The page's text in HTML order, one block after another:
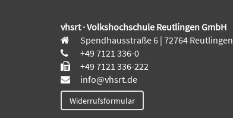
vhsrt · Volkshochschule Reutlingen GmbH
Spendhausstraße 6 | 72764 Reutlingen
+49 7121 336-0
+49 7121 336-222
info@vhsrt.de
Widerrufsformular